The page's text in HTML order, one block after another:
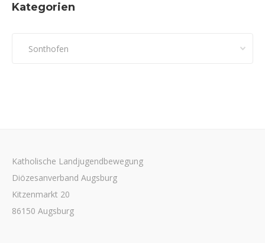
Kategorien
Katholische Landjugendbewegung
Diözesanverband Augsburg
Kitzenmarkt 20
86150 Augsburg